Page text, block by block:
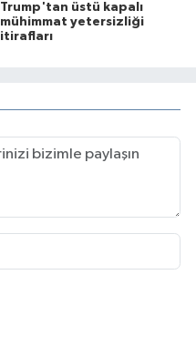
Trump'tan üstü kapalı
mühimmat yetersizliği
itirafları